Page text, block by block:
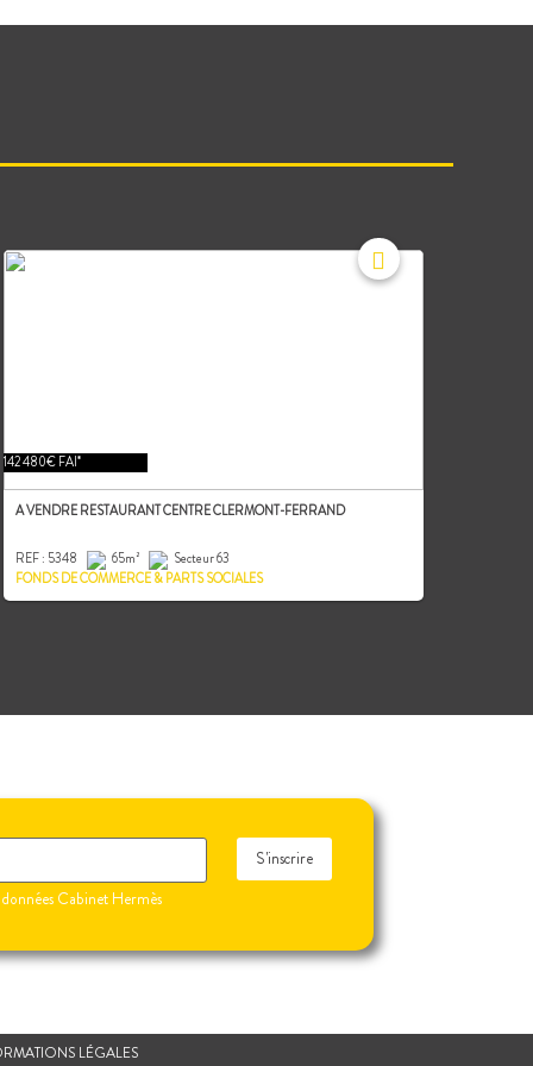
142 480€ FAI*
A VENDRE RESTAURANT CENTRE CLERMONT-FERRAND
REF : 5348 65m²
Secteur 63
FONDS DE COMMERCE & PARTS SOCIALES
Cabinet Hermès
S'inscrire
LÉGALES